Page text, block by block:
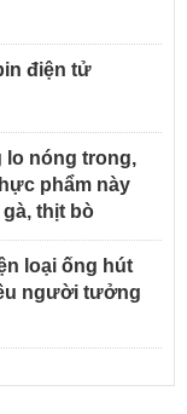
điện tử
lo nóng trong,
phẩm này
thịt bò
loại ống hút
người tưởng